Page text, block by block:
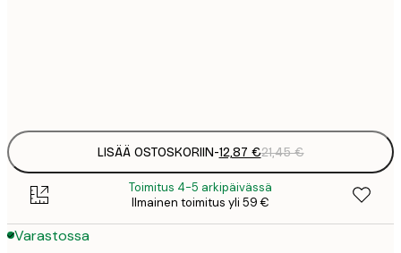
LISÄÄ OSTOSKORIIN-12,87 €21,45 €
Toimitus 4-5 arkipäivässä
Ilmainen toimitus yli 59 €
Varastossa